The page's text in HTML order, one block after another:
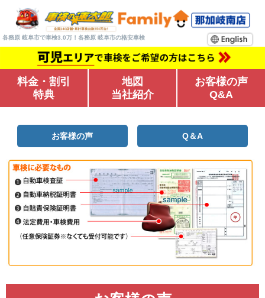
各務原 岐阜市で車検3.0万！各務原 岐阜市の格安車検
料金・割引
特典
地図
当社紹介
お客様の声
Q&A
お客様の声 Q＆A